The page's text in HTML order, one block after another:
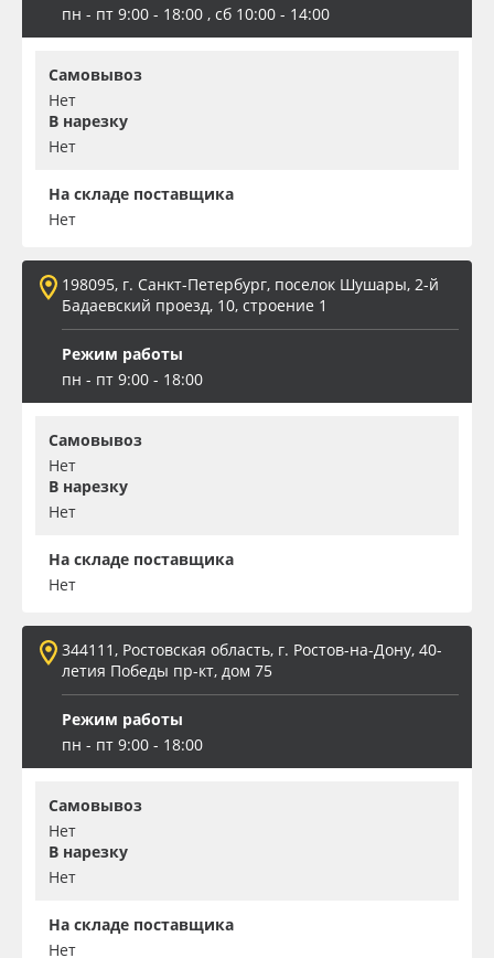
пн - пт 9:00 - 18:00 , сб 10:00 - 14:00
Самовывоз
Нет
В нарезку
Нет
На складе поставщика
Нет
198095, г. Санкт-Петербург, поселок Шушары, 2-й
Бадаевский проезд, 10, строение 1
Режим работы
пн - пт 9:00 - 18:00
Самовывоз
Нет
В нарезку
Нет
На складе поставщика
Нет
344111, Ростовская область, г. Ростов-на-Дону, 40-
летия Победы пр-кт, дом 75
Режим работы
пн - пт 9:00 - 18:00
Самовывоз
Нет
В нарезку
Нет
На складе поставщика
Нет